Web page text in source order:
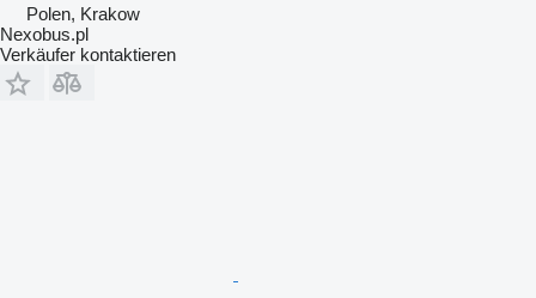
Polen, Krakow
Nexobus.pl
Verkäufer kontaktieren